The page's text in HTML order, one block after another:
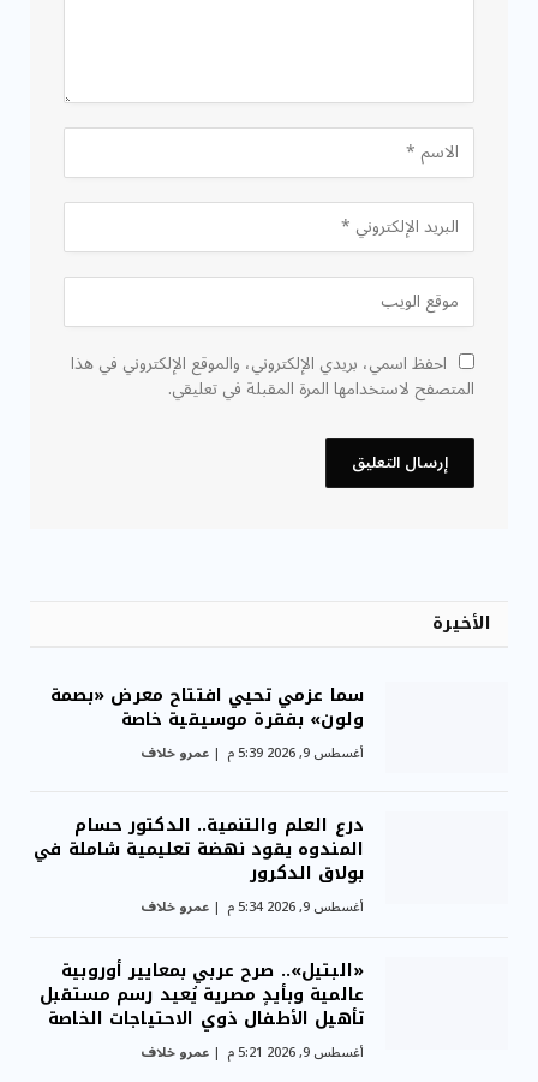
احفظ اسمي، بريدي الإلكتروني، والموقع الإلكتروني في هذا
المتصفح لاستخدامها المرة المقبلة في تعليقي.
الأخيرة
سما عزمي تحيي افتتاح معرض «بصمة
ولون» بفقرة موسيقية خاصة
أغسطس 9, 2026 5:39 م عمرو خلاف
درع العلم والتنمية.. الدكتور حسام
المندوه يقود نهضة تعليمية شاملة في
بولاق الدكرور
أغسطس 9, 2026 5:34 م عمرو خلاف
«البتيل».. صرح عربي بمعايير أوروبية
عالمية وبأيدٍ مصرية يُعيد رسم مستقبل
تأهيل الأطفال ذوي الاحتياجات الخاصة
أغسطس 9, 2026 5:21 م عمرو خلاف